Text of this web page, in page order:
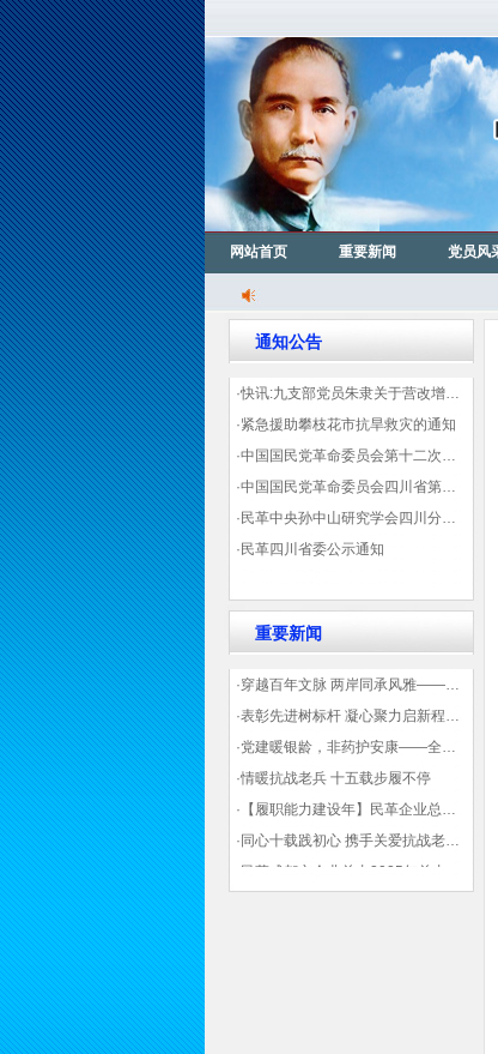
网站首页 重要新闻 党员风
通知公告
·快讯:九支部党员朱隶关于营改增信息宣传力度的建议那篇已被省政协采用
·紧急援助攀枝花市抗旱救灾的通知
·中国国民党革命委员会第十二次全国代表大会代表登记表（下载）
·中国国民党革命委员会四川省第十一次代表大会代表登记表（下载）
·民革中央孙中山研究学会四川分会领导机构及成员名单
·民革四川省委公示通知
重要新闻
·穿越百年文脉 两岸同承风雅——民革四川省委会“中山天府大讲堂”第三讲在蓉举办
·表彰先进树标杆 凝心聚力启新程——民革企业总支部参加2025年度先进表彰大会有感
·党建暖银龄，非药护安康——全球健康公益大讲堂温情纪实
·情暖抗战老兵 十五载步履不停
·【履职能力建设年】民革企业总支部联合多地民革基层组织发起“夏日送清凉”活动 致敬“乡镇美容师”
·同心十载践初心 携手关爱抗战老兵——民革企业总支部 十年帮扶抗战老兵工作纪实